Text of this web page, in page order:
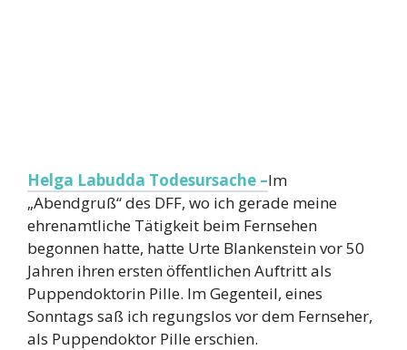
Helga Labudda Todesursache –Im
„Abendgruß“ des DFF, wo ich gerade meine
ehrenamtliche Tätigkeit beim Fernsehen
begonnen hatte, hatte Urte Blankenstein vor 50
Jahren ihren ersten öffentlichen Auftritt als
Puppendoktorin Pille. Im Gegenteil, eines
Sonntags saß ich regungslos vor dem Fernseher,
als Puppendoktor Pille erschien.